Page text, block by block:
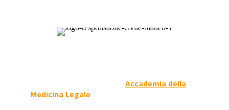
Accademia della
Medicina Legale